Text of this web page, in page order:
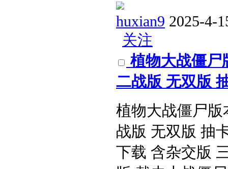
huxian9 2025-4-
关注
植物大战僵尸
二战版 无双版
植物大战僵尸
战版 无双版 抽
下载 含杂交版